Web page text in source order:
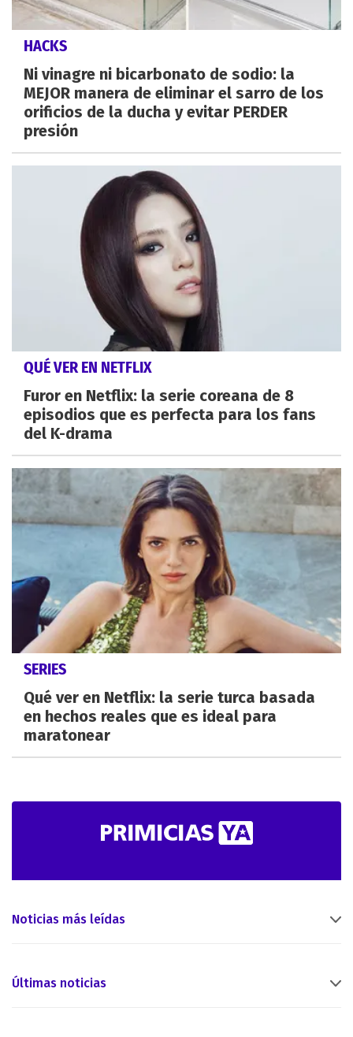
HACKS
Ni vinagre ni bicarbonato de sodio: la
MEJOR manera de eliminar el sarro de los
orificios de la ducha y evitar PERDER
presión
QUÉ VER EN NETFLIX
Furor en Netflix: la serie coreana de 8
episodios que es perfecta para los fans
del K-drama
SERIES
Qué ver en Netflix: la serie turca basada
en hechos reales que es ideal para
maratonear
Noticias más leídas
Últimas noticias